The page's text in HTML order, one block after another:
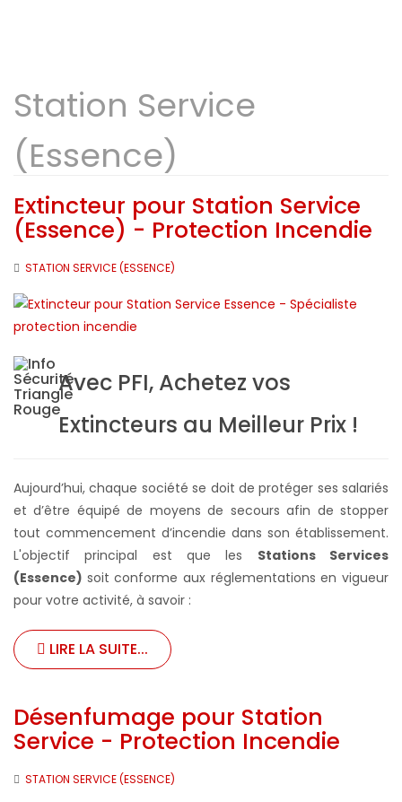
Station Service
(Essence)
Extincteur pour Station Service
(Essence) - Protection Incendie
STATION SERVICE (ESSENCE)
Avec PFI, Achetez vos
Extincteurs au Meilleur Prix !
Aujourd’hui, chaque société se doit de protéger ses salariés
et d’être équipé de moyens de secours afin de stopper
tout commencement d’incendie dans son établissement.
L'objectif principal est que les Stations Services
(Essence) soit conforme aux réglementations en vigueur
pour votre activité, à savoir :
LIRE LA SUITE...
Désenfumage pour Station
Service - Protection Incendie
STATION SERVICE (ESSENCE)